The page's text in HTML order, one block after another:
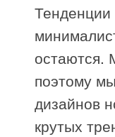
Тенденции
остаются.
поэтому
дизайнов
крутых